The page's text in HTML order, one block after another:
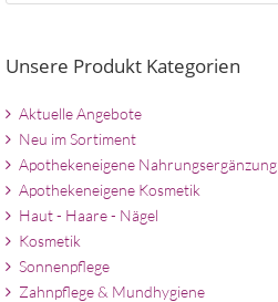
Unsere Produkt Kategorien
Aktuelle Angebote
Neu im Sortiment
Apothekeneigene Nahrungsergänzung
Apothekeneigene Kosmetik
Haut - Haare - Nägel
Kosmetik
Sonnenpflege
Zahnpflege & Mundhygiene